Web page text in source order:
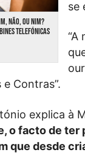
NÃO, OU NIM?
TELEFÓNICAS
se
“A
Contras”.
explica à
o facto de ter
que desde